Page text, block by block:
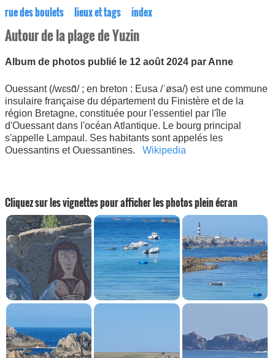
rue des boulets lieux et tags index
Autour de la plage de Yuzin
Album de photos publié le 12 août 2024 par Anne
Ouessant (/wɛsɑ̃/ ; en breton : Eusa /ˈøsa/) est une commune
insulaire française du département du Finistère et de la
région Bretagne, constituée pour l'essentiel par l'île
d'Ouessant dans l'océan Atlantique. Le bourg principal
s'appelle Lampaul. Ses habitants sont appelés les
Ouessantins et Ouessantines. Wikipedia
Cliquez sur les vignettes pour afficher les photos plein écran